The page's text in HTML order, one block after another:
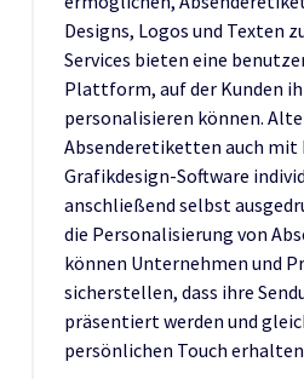
Designs, Logos und Texten
Services bieten eine
Plattform, auf der Kunden
personalisieren können.
Absenderetiketten auch mit
Grafikdesign-Software
anschließend selbst
die Personalisierung von
können Unternehmen und
sicherstellen, dass ihre
präsentiert werden und
persönlichen Touch